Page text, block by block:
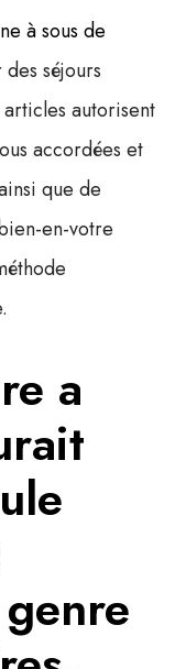
à sous de
séjours
autorisent
accordées et
que de
en-votre
a